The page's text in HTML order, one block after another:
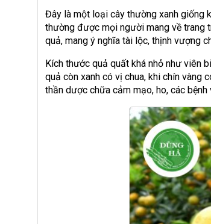
Đây là một loại cây thường xanh giống
thường được mọi người mang về trang
quả, mang ý nghĩa tài lộc, thịnh vượng
Kích thước quả quất khá nhỏ như viên
quả còn xanh có vị chua, khi chín vàng
thần dược chữa cảm mạo, ho, các